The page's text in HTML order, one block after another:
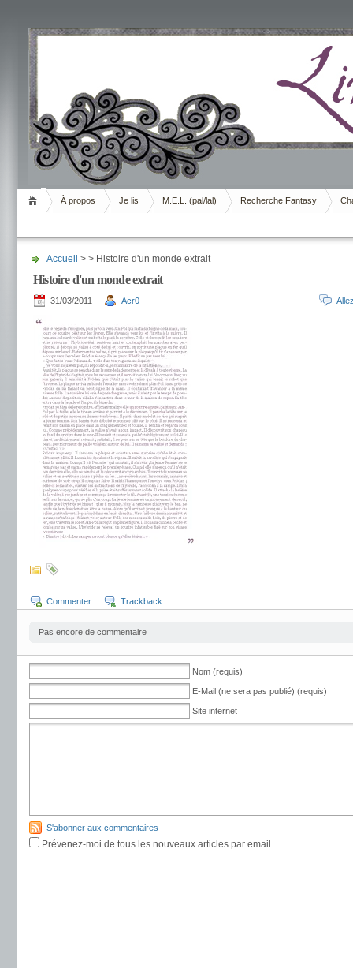
Livrement
À propos Je lis M.E.L. (pal/lal) Recherche Fantasy
Accueil > > Histoire d'un monde extrait
Histoire d'un monde extrait
31/03/2011 Acr0
Commenter Trackback
Pas encore de commentaire
Nom (requis)
E-Mail (ne sera pas publié) (requis)
Site internet
S'abonner aux commentaires
Prévenez-moi de tous les nouveaux articles par email.